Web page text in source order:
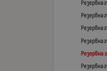
Резервна
Резервна
Резервна
Резервна
Резервна
Резервна